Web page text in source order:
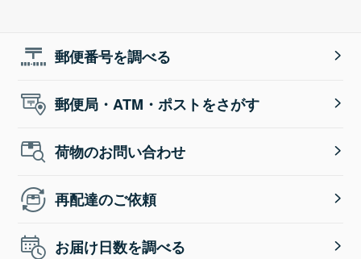
郵便番号を調べる
郵便局・ATM・ポストをさがす
荷物のお問い合わせ
再配達のご依頼
お届け日数を調べる